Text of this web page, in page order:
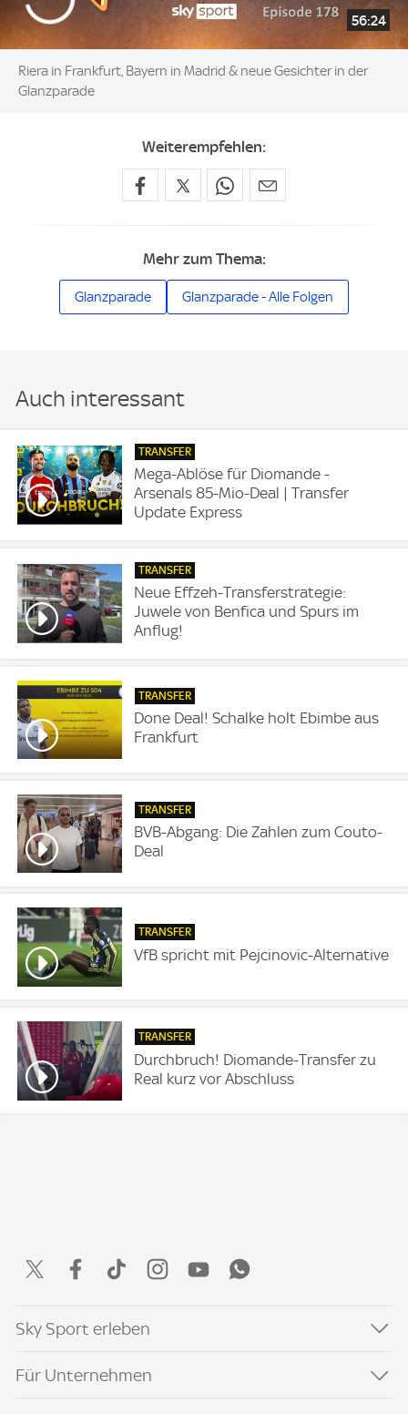
56:24
Riera in Frankfurt, Bayern in Madrid & neue Gesichter in der
Glanzparade
Weiterempfehlen:
Mehr zum Thema:
Glanzparade Glanzparade - Alle Folgen
Auch interessant
TRANSFER
Mega-Ablöse für Diomande -
Arsenals 85-Mio-Deal | Transfer
Update Express
TRANSFER
Neue Effzeh-Transferstrategie:
Juwele von Benfica und Spurs im
Anflug!
TRANSFER
Done Deal! Schalke holt Ebimbe aus
Frankfurt
TRANSFER
BVB-Abgang: Die Zahlen zum Couto-
Deal
TRANSFER
VfB spricht mit Pejcinovic-Alternative
TRANSFER
Durchbruch! Diomande-Transfer zu
Real kurz vor Abschluss
Sky Sport erleben
Für Unternehmen